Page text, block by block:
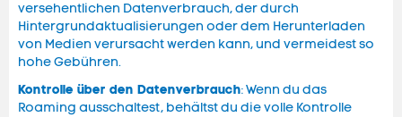
versehentlichen Datenverbrauch, der durch
Hintergrundaktualisierungen oder dem Herunterladen
von Medien verursacht werden kann, und vermeidest so
hohe Gebühren.
Kontrolle über den Datenverbrauch: Wenn du das
Roaming ausschaltest, behältst du die volle Kontrolle